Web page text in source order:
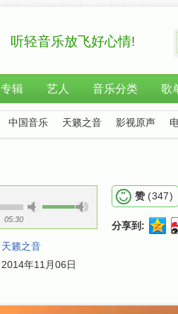
听轻音乐放飞好心情!
专辑 艺人 音乐分类 歌
中国音乐 天籁之音 影视原声
05:30
天籁之音
2014年11月06日
赞 (347)
分享到: